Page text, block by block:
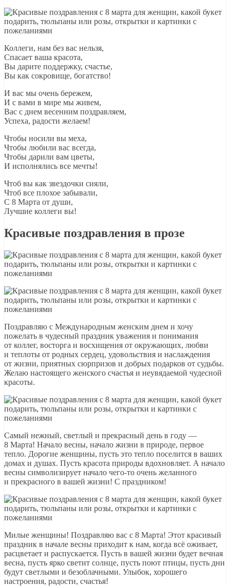
Коллеги, нам без вас нельзя,
Спасает ваша красота,
Вы дарите поддержку, счастье,
Вы как сокровище, богатство!
И вас мы очень бережем,
И с вами в мире мы живем,
Вас с днем весенним поздравляем,
Успеха, радости желаем!
Чтобы носили вы меха,
Чтобы любили вас всегда,
Чтобы дарили вам цветы,
И исполнялись все мечты!
Чтоб вы как звездочки сияли,
Чтоб все плохое забывали,
С 8 Марта от души,
Лучшие коллеги вы!
Красивые поздравления в прозе
Поздравляю с Международным женским днем и хочу
пожелать в чудесный праздник уважения и понимания
от коллег, восторга и восхищения от окружающих, любви
и теплоты от родных сердец, удовольствия и наслаждения
от жизни, приятных сюрпризов и добрых подарков от судьбы.
Желаю настоящего женского счастья и неувядаемой чудесной
красоты.
Самый нежный, светлый и прекрасный день в году —
8 Марта! Начало весны, начало жизни в природе, первое
тепло. Дорогие женщины, пусть это тепло поселится в ваших
домах и душах. Пусть красота природы вдохновляет. А начало
весны символизирует начало чего-то очень желанного
и прекрасного в вашей жизни! С праздником!
Милые женщины! Поздравляю вас с 8 Марта! Этот красивый
праздник в начале весны приходит к нам, когда всё оживает,
расцветает и распускается. Пусть в вашей жизни будет вечная
весна, пусть ярко светит солнце, пусть поют птицы, пусть дни
будут светлыми и безоблачными. Улыбок, хорошего
настроения, радости, счастья!